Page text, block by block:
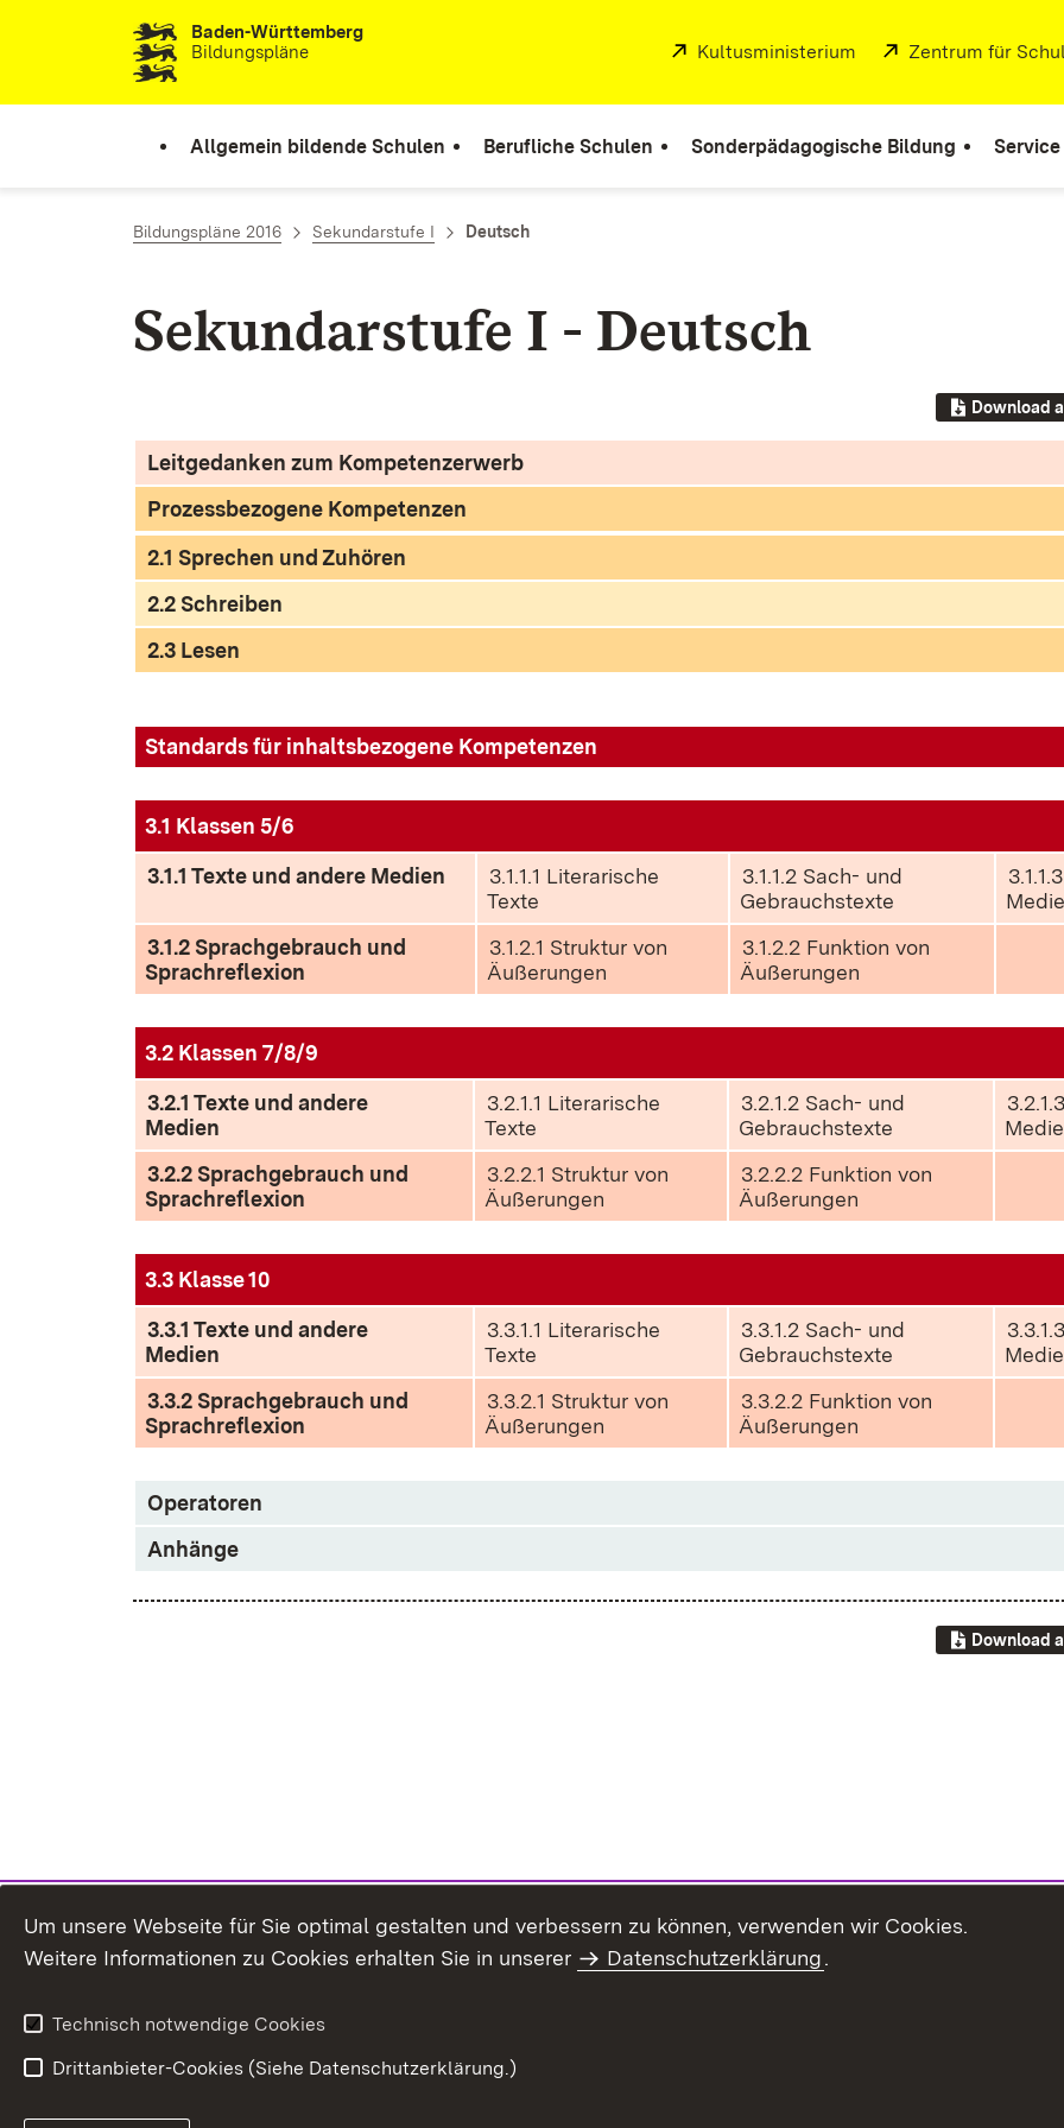
Zum Inhalt springenBaden-Württemberg
Bildungspläne
Extern:
Kultusministerium (Öffnet in neuem
Extern:
Zentrum für
Allgemein bildende Schulen Berufliche Schulen Sonderpädagogische Bildung Service
Bildungspläne 2016 Sekundarstufe I Deutsch
Sekundarstufe I - Deutsch
Download
Leitgedanken zum Kompetenzerwerb
Prozessbezogene Kompetenzen
2.1 Sprechen und Zuhören
2.2 Schreiben
2.3 Lesen
Standards für inhaltsbezogene Kompetenzen
3.1 Klassen 5/6
3.1.1 Texte und andere Medien
3.1.1.1 Literarische
Texte
3.1.1.2 Sach- und
Gebrauchstexte
3.1.1.3
3.1.2 Sprachgebrauch und
Sprachreflexion
3.1.2.1 Struktur von
Äußerungen
3.1.2.2 Funktion von
Äußerungen
3.2 Klassen 7/8/9
3.2.1 Texte und andere
Medien
3.2.1.1 Literarische
Texte
3.2.1.2 Sach- und
Gebrauchstexte
3.2.1.3
3.2.2 Sprachgebrauch und
Sprachreflexion
3.2.2.1 Struktur von
Äußerungen
3.2.2.2 Funktion von
Äußerungen
3.3 Klasse 10
3.3.1 Texte und andere
Medien
3.3.1.1 Literarische
Texte
3.3.1.2 Sach- und
Gebrauchstexte
3.3.1.3
3.3.2 Sprachgebrauch und
Sprachreflexion
3.3.2.1 Struktur von
Äußerungen
3.3.2.2 Funktion von
Äußerungen
Operatoren
Anhänge
Download
Um unsere Webseite für Sie optimal gestalten und verbessern zu können, verwenden wir Cookies.
Weitere Informationen zu Cookies erhalten Sie in unserer
Datenschutzerklärung.
Technisch notwendige Cookies
Drittanbieter-Cookies (Siehe Datenschutzerklärung.)